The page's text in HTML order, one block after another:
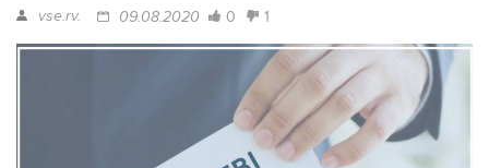
vse.rv. 09.08.2020 0 1